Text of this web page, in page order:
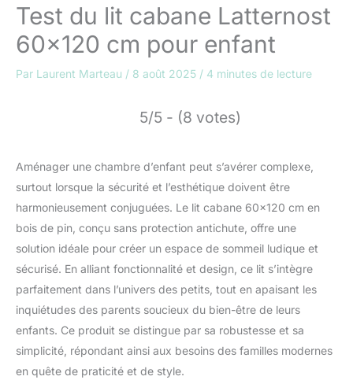
Test du lit cabane Latternost
60×120 cm pour enfant
Par Laurent Marteau / 8 août 2025 / 4 minutes de lecture
5/5 - (8 votes)
Aménager une chambre d’enfant peut s’avérer complexe,
surtout lorsque la sécurité et l’esthétique doivent être
harmonieusement conjuguées. Le lit cabane 60×120 cm en
bois de pin, conçu sans protection antichute, offre une
solution idéale pour créer un espace de sommeil ludique et
sécurisé. En alliant fonctionnalité et design, ce lit s’intègre
parfaitement dans l’univers des petits, tout en apaisant les
inquiétudes des parents soucieux du bien-être de leurs
enfants. Ce produit se distingue par sa robustesse et sa
simplicité, répondant ainsi aux besoins des familles modernes
en quête de praticité et de style.